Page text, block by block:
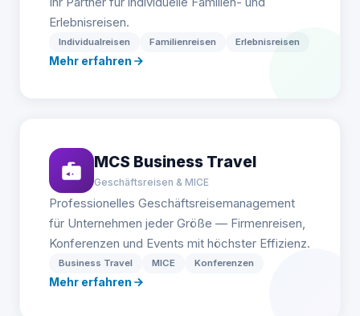
Erlebnisreisen.
Individualreisen Familienreisen Erlebnisreisen
Mehr erfahren
MCS Business Travel
Geschäftsreisen & MICE
Professionelles Geschäftsreisemanagement
für Unternehmen jeder Größe — Firmenreisen,
Konferenzen und Events mit höchster Effizienz.
Business Travel MICE Konferenzen
Mehr erfahren